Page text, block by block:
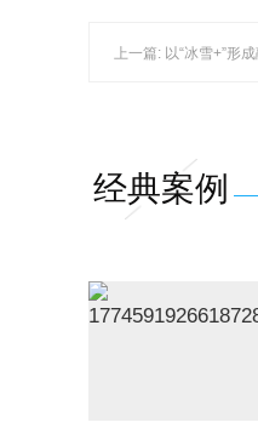
上一篇: 以“冰雪+”形
经典案例